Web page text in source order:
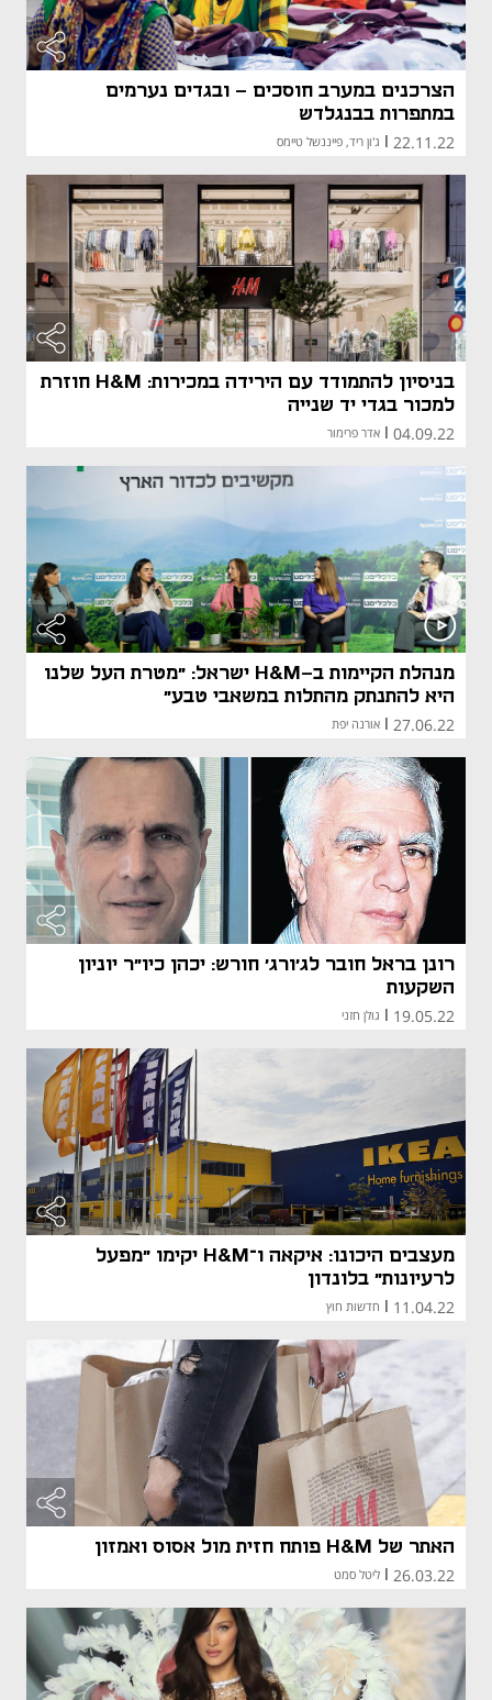
הצרכנים במערב חוסכים - ובגדים נערמים
במתפרות בבנגלדש
22.11.22 ג'ון ריד, פייננשל טיימס
בניסיון להתמודד עם הירידה במכירות: H&M חוזרת
למכור בגדי יד שנייה
04.09.22 אדר פרימור
מנהלת הקיימות ב-H&M ישראל: "מטרת העל שלנו
היא להתנתק מהתלות במשאבי טבע"
27.06.22 אורנה יפת
רונן בראל חובר לג'ורג' חורש: יכהן כיו"ר יוניון
השקעות
19.05.22 גולן חזני
מעצבים היכונו: איקאה ו־H&M יקימו "מפעל
לרעיונות" בלונדון
11.04.22 חדשות חוץ
האתר של H&M פותח חזית מול אסוס ואמזון
26.03.22
| ליטל סמט